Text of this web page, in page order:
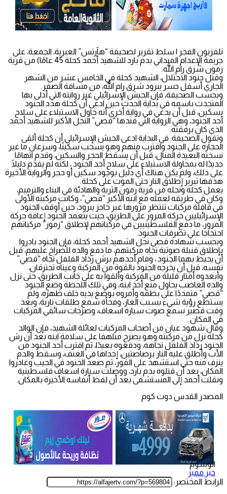
تلفزيون الفجر | سلط تقرير لصحيفة “هآرتس” العبرية، الجمعة، على
جريمة الإعدام الميداني بدم بارد للشهيد أحمد كحلة 45 عامًا) من قرية
رمون شرق رام الله.
وقتل جنود الاحتلال، الشهيد كحلة في الخامس عشر من الشهر
الجاري أسفل جسر يبرود شرق رام الله، من مسافة الصفر.
وبحسب الصحيفة، فإن الجيش الإسرائيلي غير روايته التي أدلى بها
المتحدث باسمه في بداية الحدث حين ادعى أن كحلة هدد الجنود
بسكين، قبل أن يدعي في رواية أخرى أنه حاول الاستيلاء على سلاح
أحد الجنود، وهي الرواية التي فندها “قصي” النجل الأكبر للشهيد أحمد
الذي كان برفقته.
وتقول الصحيفة: في البداية ادعى الجيش الإسرائيلي أن كحلة ألقى
الحجارة على الجنود واقترب منهم وهو يسحب سكينًا، وسرعان ما غير
نسخته البعيدة المنال، قبل أن يسقط الحجر والسكين، وقدم اتهامًا
جديدًا له بمحاولة الاستيلاء على سلاح أحد الجنود ، لكنه لم يقدم دليلًا
على ذلك، ولم يكن هناك أي دليل بوجود سكين أو حجر والرواية الأخيرة
هدفها تبرير إطلاق النار حتى الموت على كحلة.
يعمل كحلة ونجله من قرية رمون الثرية والهادئة في البناء والترميم،
وكان في طريقه لعمله مع ابنه الأكبر “قصي”، وكانت مركبته الأولى
في قافلة مركبات تنتظر مرورها عبر حاجز يبرود، حين أوقف الجنود
الإسرائيليين حركة المرور على الطريق، حيث يتعمد الجنود إعاقة حركة
المرور، ما دفع الفلسطينيين في مركباتهم لإطلاق “زمور” مركباتهم
احتجاجا على تصرفات الجنود.
وبحسب شهادة قصي نجل الشهيد أحمد كحلة، فإن الجنود بادروا
بإطلاق قنبلة صوتية تجاه مركبتهم، ما دفع والده للصراخ عليهم، قبل
أن يحيط بهما الجنود ، وقام أحدهم برش رذاذ الفلفل تجاه “قصي”
نفسه، قبل أن يخرجه الجنود بالقوة من المركبة وعيناه تحترقان،
وأبعدوه أمتار قليلة من المركبة وألقوا به على جانب الطريق، حتى نزل
والده الغاضب يحاول منع أخذ ابنه، وفي تلك اللحظة وضع الجنود
“قصي” متمددًا على بطمه وأمروه بوضع يديه خلف ظهره، ولم
يستطع رؤية شيء بسبب الغاز، وفجأة سمع طلقات نارية، وبعد
وقت قصير سمع صوت سيارة اسعاف، وصرخات سائقي المركبات
في المكان.
وقال شهود عيان من أصحاب المركبات لعائلة الشهيد، فإن الوالد
كحلة نزل من مركبته وهو يصرخ متلهفا على سلامة ابنه بعد أن رش
الجنود رذاذ الفلفل تجاهه، ودفعوه بعيدًا، ثم اقترب أحد الجنود من
الأب وأطلق عليه النار برصاصتين، إحداها في العنف، وسقط والدم
ينزف منه حتى استشهد على الفور، ثم صعد الجنود في الجيب وغادروا
المكان، بعد أن قتلوه بدم بارد، ووصلت سيارة اسعاف فلسطينية
ونقلت أحمد إلى المستشفى بعد أن لفظ أنفاسه الأخيرة بالمكان.
المصدر القدس دوت كوم
الوسوم
خبر مميز
الرابط المختصر: